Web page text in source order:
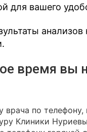
для вашего
время вы
врача по
Клиники